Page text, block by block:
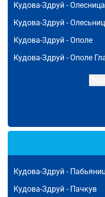
Кудова-Здруй - Олесница
Кудова-Здруй -
Кудова-Здруй - Ополе
Кудова-Здруй - Ополе
Кудова-Здруй -
Кудова-Здруй - Пачкув